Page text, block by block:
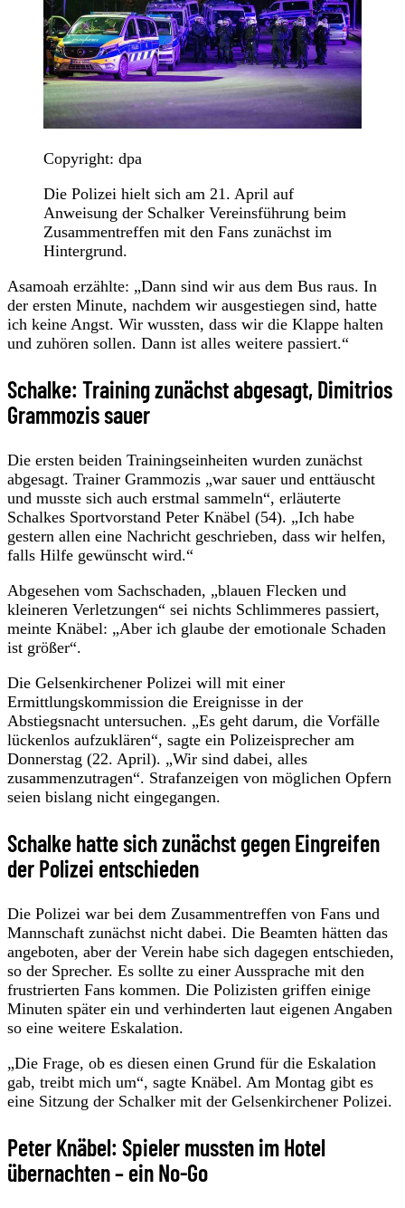
Copyright: dpa
Die Polizei hielt sich am 21. April auf
Anweisung der Schalker Vereinsführung beim
Zusammentreffen mit den Fans zunächst im
Hintergrund.
Asamoah erzählte: „Dann sind wir aus dem Bus raus. In
der ersten Minute, nachdem wir ausgestiegen sind, hatte
ich keine Angst. Wir wussten, dass wir die Klappe halten
und zuhören sollen. Dann ist alles weitere passiert.“
Schalke: Training zunächst abgesagt, Dimitrios
Grammozis sauer
Die ersten beiden Trainingseinheiten wurden zunächst
abgesagt. Trainer Grammozis „war sauer und enttäuscht
und musste sich auch erstmal sammeln“, erläuterte
Schalkes Sportvorstand Peter Knäbel (54). „Ich habe
gestern allen eine Nachricht geschrieben, dass wir helfen,
falls Hilfe gewünscht wird.“
Abgesehen vom Sachschaden, „blauen Flecken und
kleineren Verletzungen“ sei nichts Schlimmeres passiert,
meinte Knäbel: „Aber ich glaube der emotionale Schaden
ist größer“.
Die Gelsenkirchener Polizei will mit einer
Ermittlungskommission die Ereignisse in der
Abstiegsnacht untersuchen. „Es geht darum, die Vorfälle
lückenlos aufzuklären“, sagte ein Polizeisprecher am
Donnerstag (22. April). „Wir sind dabei, alles
zusammenzutragen“. Strafanzeigen von möglichen Opfern
seien bislang nicht eingegangen.
Schalke hatte sich zunächst gegen Eingreifen
der Polizei entschieden
Die Polizei war bei dem Zusammentreffen von Fans und
Mannschaft zunächst nicht dabei. Die Beamten hätten das
angeboten, aber der Verein habe sich dagegen entschieden,
so der Sprecher. Es sollte zu einer Aussprache mit den
frustrierten Fans kommen. Die Polizisten griffen einige
Minuten später ein und verhinderten laut eigenen Angaben
so eine weitere Eskalation.
„Die Frage, ob es diesen einen Grund für die Eskalation
gab, treibt mich um“, sagte Knäbel. Am Montag gibt es
eine Sitzung der Schalker mit der Gelsenkirchener Polizei.
Peter Knäbel: Spieler mussten im Hotel
übernachten – ein No-Go